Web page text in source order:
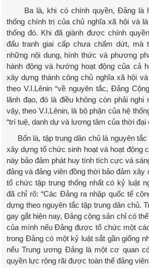
Ba là, khi có chính quyền, Đảng là
thống chính trị của chủ nghĩa xã hội và
thống đó. Khi đã giành được chính
đấu tranh giai cấp chưa chấm dứt, mà
những nội dung, hình thức và phương
hành động và hướng hoạt động của cả
xây dựng thành công chủ nghĩa xã hội
theo V.I.Lênin “về nguyên tắc, Đảng
lãnh đạo, đó là điều không còn phải nghi
vậy, theo V.I.Lênin, là bộ phận của hệ
“trí tuệ, danh dự và lương tâm của thời đại
Bốn là, tập trung dân chủ là nguyên
xây dựng tổ chức sinh hoạt và hoạt động
này bảo đảm phát huy tính tích cực và
đảng và đảng viên đồng thời bảo đảm
tổ chức tập trung thống nhất có kỷ luật
đã chỉ rõ: “Các Đảng ra nhập quốc tế
dựng theo nguyên tắc tập trung dân chủ.
gay gắt hiện nay, Đảng cộng sản chỉ có
của mình nếu Đảng được tổ chức một
trong Đảng có một kỷ luật sắt gần giống
nếu Trung ương Đảng là một cơ quan
quyền lực rộng rãi được toàn thể đảng viên